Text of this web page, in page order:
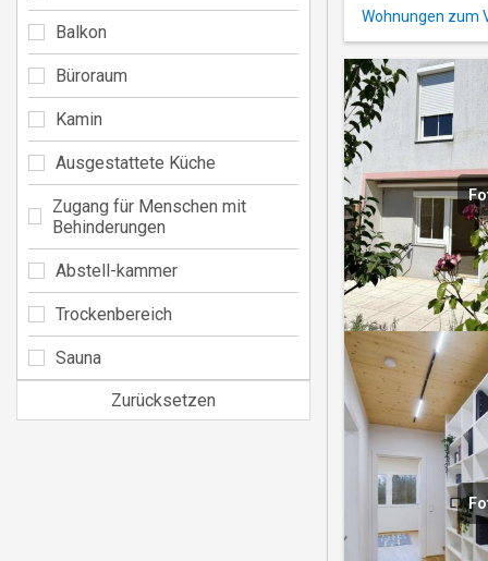
Wohnungen zum
Balkon
Büroraum
Kamin
Ausgestattete Küche
Zugang für Menschen mit
Behinderungen
Abstell-kammer
Trockenbereich
Sauna
Zurücksetzen